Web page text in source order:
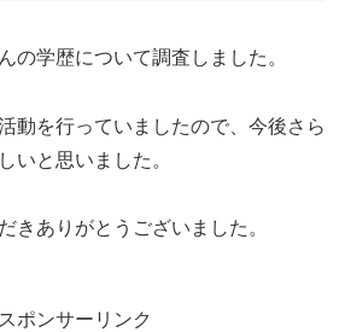
の学歴について調査しました。
動を行っていましたので、今後さら
いと思いました。
きありがとうございました。
スポンサーリンク